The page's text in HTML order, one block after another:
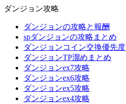
ダンジョン攻略
ダンジョンの攻略と報酬
spダンジョンの攻略まとめ
ダンジョンコイン交換優先度
ダンジョンTP溜めまとめ
ダンジョンex7攻略
ダンジョンex6攻略
ダンジョンex5攻略
ダンジョンex4攻略